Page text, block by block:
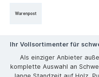
Warenpost
Ihr Vollsortimenter für
Als einziger Anbieter
komplette Auswahl an